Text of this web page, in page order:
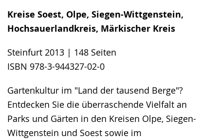
Kreise Soest, Olpe, Siegen-Wittgenstein,
Hochsauerlandkreis, Märkischer Kreis
Steinfurt 2013 | 148 Seiten
ISBN 978-3-944327-02-0
Gartenkultur im "Land der tausend Berge"?
Entdecken Sie die überraschende Vielfalt an
Parks und Gärten in den Kreisen Olpe, Siegen-
Wittgenstein und Soest sowie im